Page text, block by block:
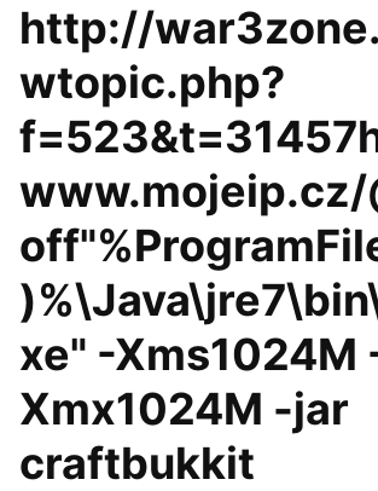
http://
wtopic.php?
www.mojeip.cz/
xe" -Xms1024M
Xmx1024M -jar
craftbukkit